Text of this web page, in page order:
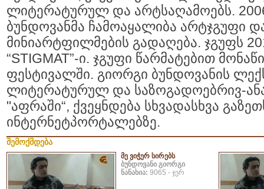
ლიტერატურულ და არტსაღამოებს.
ბუნდოვანმა ჩამოაყალიბა არტჯგუფი
მინიარტფილმების გადაღება. ჯგუფს
“STIGMAT”-ი. ჯგუფი წარმატებით
ფესტივალში. გიორგი ბუნდოვანის
ლიტერატურულ და საზოგადოებრივ-
"აფრაში“, ქვეყნდება სხვადასხვა
ინტერნეტპორტალებზე.
შემოქმდება
მე ვიჭერ სირებს
ბუნდოვანი გიორგი
ნანახია: 9065 - ჯერ